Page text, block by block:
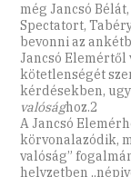
még Jancsó
Spectatort,
bevonni az
Jancsó Elemértől
kötetlenségét
kérdésekben,
valósághoz.2
A Jancsó
körvonalazódik,
valóság”
helyzetben